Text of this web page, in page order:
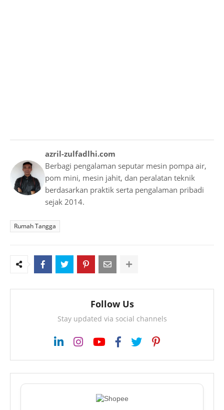
azril-zulfadlhi.com
Berbagi pengalaman seputar mesin pompa air,
pom mini, mesin jahit, dan peralatan teknik
berdasarkan praktik serta pengalaman pribadi
sejak 2014.
Rumah Tangga
Follow Us
Stay updated via social channels